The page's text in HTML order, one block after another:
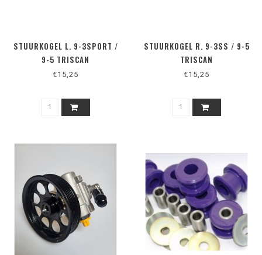
STUURKOGEL L. 9-3SPORT /
9-5 TRISCAN
€15,25
STUURKOGEL R. 9-3SS / 9-5
TRISCAN
€15,25